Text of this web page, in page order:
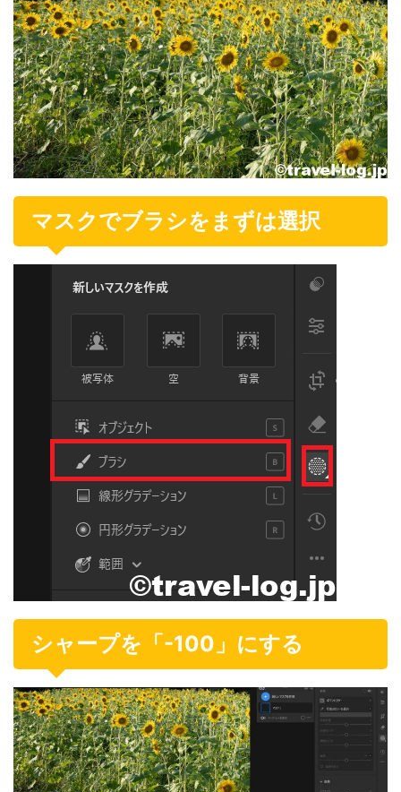
マスクでブラシをまずは選択
シャープを「-100」にする